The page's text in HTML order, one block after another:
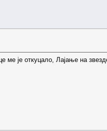
ме је откуцало, Лајање на